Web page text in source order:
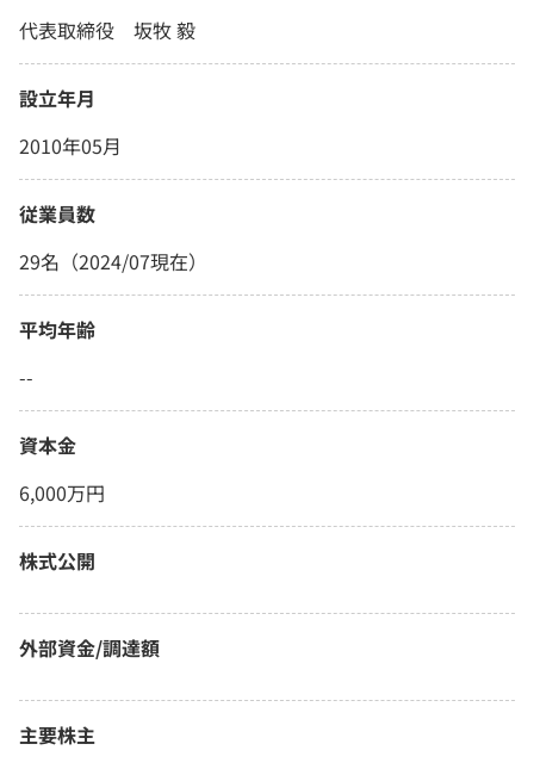
代表取締役 坂牧 毅
設立年月
2010年05月
従業員数
29名（2024/07現在）
平均年齢
--
資本金
6,000万円
株式公開
外部資金/調達額
主要株主